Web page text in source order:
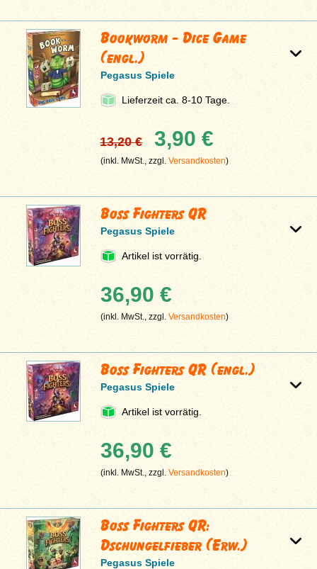
Bookworm - Dice Game
(engl.)
Pegasus Spiele
Lieferzeit ca. 8-10 Tage.
13,20 € 3,90 €
(inkl. MwSt., zzgl.Versandkosten)
Boss Fighters QR
Pegasus Spiele
Artikel ist vorrätig.
36,90 €
(inkl. MwSt., zzgl.Versandkosten)
Boss Fighters QR (engl.)
Pegasus Spiele
Artikel ist vorrätig.
36,90 €
(inkl. MwSt., zzgl.Versandkosten)
Boss Fighters QR:
Dschungelfieber (Erw.)
Pegasus Spiele